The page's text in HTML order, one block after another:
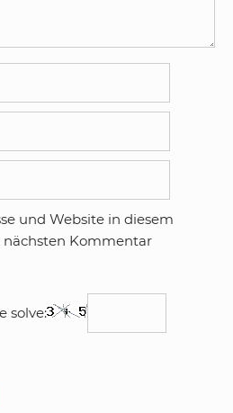
und Website in diesem
Kommentar
solve: